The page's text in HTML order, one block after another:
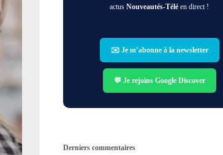
actusNouveautés-Télé en direct !
✉️ Je m’abonne à la newsletter
💬 Je rejoins Google Discover
Derniers commentaires